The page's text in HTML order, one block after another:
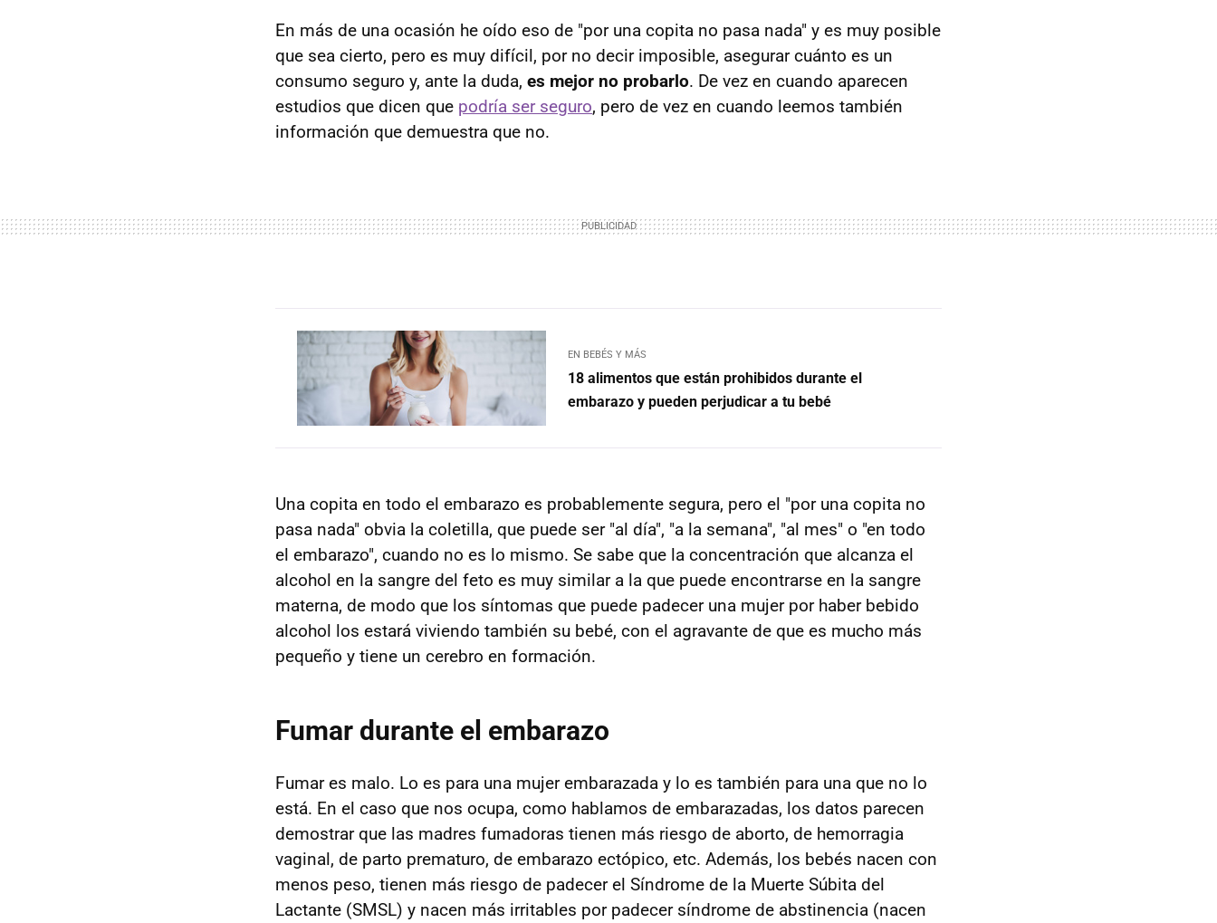
En más de una ocasión he oído eso de "por una copita no pasa nada" y es muy posible
que sea cierto, pero es muy difícil, por no decir imposible, asegurar cuánto es un
consumo seguro y, ante la duda, es mejor no probarlo. De vez en cuando aparecen
estudios que dicen que podría ser seguro, pero de vez en cuando leemos también
información que demuestra que no.
EN BEBÉS Y MÁS
18 alimentos que están prohibidos durante el
embarazo y pueden perjudicar a tu bebé
Una copita en todo el embarazo es probablemente segura, pero el "por una copita no
pasa nada" obvia la coletilla, que puede ser "al día", "a la semana", "al mes" o "en todo
el embarazo", cuando no es lo mismo. Se sabe que la concentración que alcanza el
alcohol en la sangre del feto es muy similar a la que puede encontrarse en la sangre
materna, de modo que los síntomas que puede padecer una mujer por haber bebido
alcohol los estará viviendo también su bebé, con el agravante de que es mucho más
pequeño y tiene un cerebro en formación.
Fumar durante el embarazo
Fumar es malo. Lo es para una mujer embarazada y lo es también para una que no lo
está. En el caso que nos ocupa, como hablamos de embarazadas, los datos parecen
demostrar que las madres fumadoras tienen más riesgo de aborto, de hemorragia
vaginal, de parto prematuro, de embarazo ectópico, etc. Además, los bebés nacen con
menos peso, tienen más riesgo de padecer el Síndrome de la Muerte Súbita del
Lactante (SMSL) y nacen más irritables por padecer síndrome de abstinencia (nacen